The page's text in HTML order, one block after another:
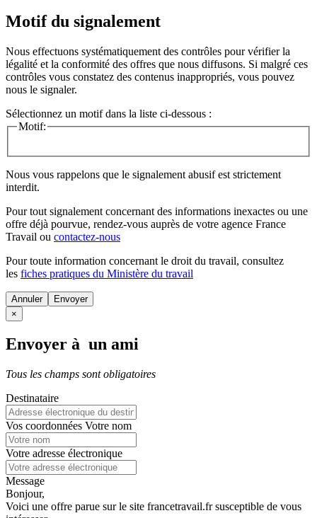
Motif du signalement
Nous effectuons systématiquement des contrôles pour vérifier la
légalité et la conformité des offres que nous diffusons. Si malgré ces
contrôles vous constatez des contenus inappropriés, vous pouvez
nous le signaler.
Sélectionnez un motif dans la liste ci-dessous :
Motif:
Nous vous rappelons que le signalement abusif est strictement
interdit.
Pour tout signalement concernant des informations inexactes ou une
offre déjà pourvue, rendez-vous auprès de votre agence France
Travail ou contactez-nous
Pour toute information concernant le droit du travail, consultez
les fiches pratiques du Ministère du travail
Annuler
×
Envoyer à un ami
Tous les champs sont obligatoires
Destinataire
Vos coordonnées Votre nom
Votre adresse électronique
Message
Bonjour,
Voici une offre parue sur le site francetravail.fr susceptible de vous